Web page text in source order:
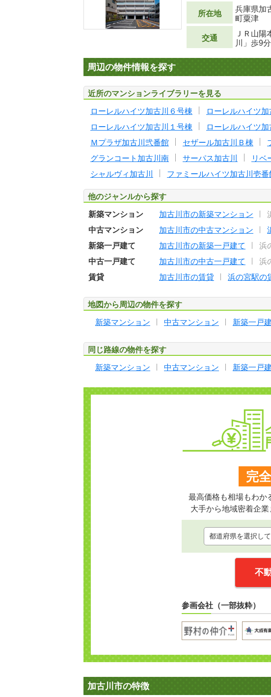
所在地
兵庫県加
町粟津
交通
ＪＲ山陽
川」歩9分
周辺の物件情報を探す
近所のマンションライブラリーを見る
ローレルハイツ加古川６号棟 ローレルハイツ
ローレルハイツ加古川１号棟
ローレルハイツ
Ｍプラザ加古川弐番館
セザール加古川Ｂ棟
グランコート加古川南
サーパス加古川 リベ
シャルヴィ加古川
ファミールハイツ加古川壱番
他のジャンルから探す
新築マンション 加古川市の新築マンション
中古マンション
加古川市の中古マンション
新築一戸建て
加古川市の新築一戸建て
浜
中古一戸建て
加古川市の中古一戸建て
浜
賃貸
加古川市の賃貸 浜の宮駅の
地図から周辺の物件を探す
新築マンション 中古マンション 新築一戸
同じ路線の物件を探す
新築マンション 中古マンション 新築一戸
完
最高価格も相場もわか
大手から地域密着企業
不
参画会社（一部抜粋）
加古川市の特徴